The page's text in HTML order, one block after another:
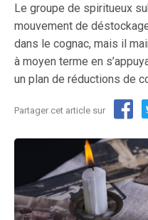
Le groupe de spiritueux
mouvement de
dans le cognac, mais il
à moyen terme en
un plan de réductions de
Partager cet article sur